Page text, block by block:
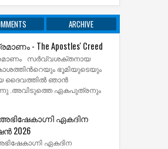
ARCHIVE
- The Apostles' Creed
സര്‍വ്വശക്തനായ
ഭൂമിയുടെയും
ദൈവത്തില്‍ ഞാന്‍
.അവിടുത്തെ ഏകപുത്രനും
ഏകദിന
2026
ഏകദിന